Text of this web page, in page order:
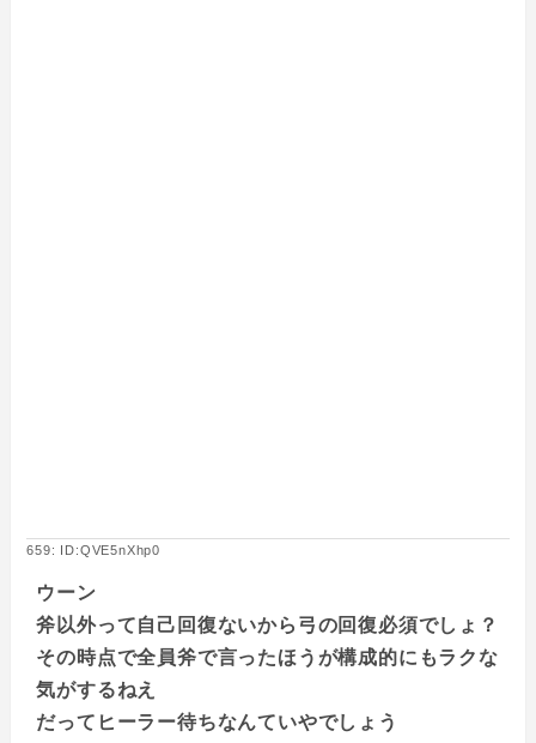
659: ID:QVE5nXhp0
ウーン
斧以外って自己回復ないから弓の回復必須でしょ？
その時点で全員斧で言ったほうが構成的にもラクな
気がするねえ
だってヒーラー待ちなんていやでしょう